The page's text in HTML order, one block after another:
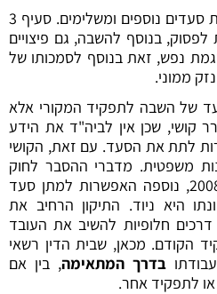
נוספים ומשלימים. סעיף 3
בנוסף להשבה, גם פיצויים
נפש, זאת בנוסף לסמכותו של
ממוני.
של השבה לתפקיד המקורי אלא
קושי, שכן אין לביה"ד את הידע
לתת את הסעד. עם זאת, הקושי
משפטית. מדברי ההסבר לחוק
עולה כי בעת שתוקן בשנת 2008, נוספה האפשרות למתן סעד
היא ניוד. התיקון הרחיב את
חלופיות להשיב את העובד
הקודם. מכאן, שבית הדין רשאי
בדרך המתאימה, בין אם
לתפקיד אחר.